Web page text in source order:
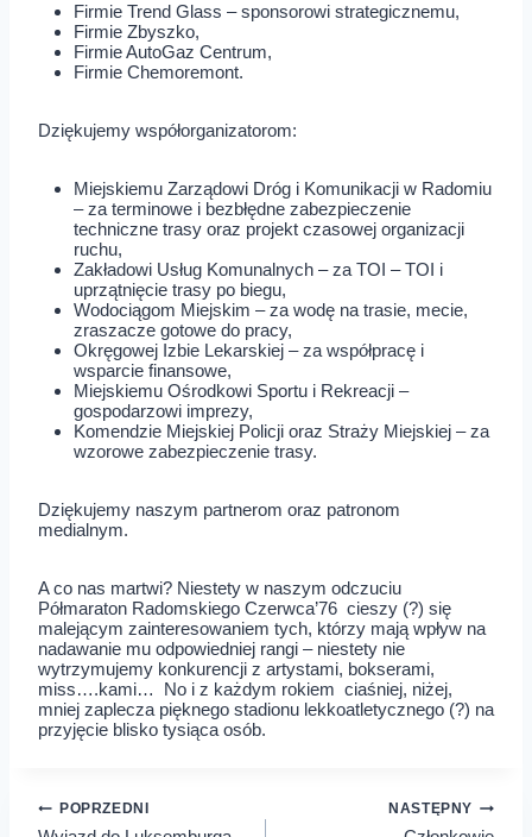
Firmie Trend Glass – sponsorowi strategicznemu,
Firmie Zbyszko,
Firmie AutoGaz Centrum,
Firmie Chemoremont.
Dziękujemy współorganizatorom:
Miejskiemu Zarządowi Dróg i Komunikacji w Radomiu
– za terminowe i bezbłędne zabezpieczenie
techniczne trasy oraz projekt czasowej organizacji
ruchu,
Zakładowi Usług Komunalnych – za TOI – TOI i
uprzątnięcie trasy po biegu,
Wodociągom Miejskim – za wodę na trasie, mecie,
zraszacze gotowe do pracy,
Okręgowej Izbie Lekarskiej – za współpracę i
wsparcie finansowe,
Miejskiemu Ośrodkowi Sportu i Rekreacji –
gospodarzowi imprezy,
Komendzie Miejskiej Policji oraz Straży Miejskiej – za
wzorowe zabezpieczenie trasy.
Dziękujemy naszym partnerom oraz patronom
medialnym.
A co nas martwi? Niestety w naszym odczuciu
Półmaraton Radomskiego Czerwca’76 cieszy (?) się
malejącym zainteresowaniem tych, którzy mają wpływ na
nadawanie mu odpowiedniej rangi – niestety nie
wytrzymujemy konkurencji z artystami, bokserami,
miss….kami… No i z każdym rokiem ciaśniej, niżej,
mniej zaplecza pięknego stadionu lekkoatletycznego (?) na
przyjęcie blisko tysiąca osób.
Nawigacja
POPRZEDNI NASTĘPNY